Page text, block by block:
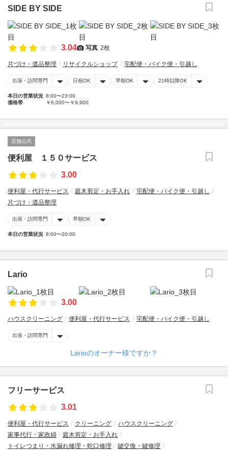
SIDE BY SIDE
3.04 写真 2枚
片づけ・遺品整理 リサイクルショップ 宅配便・バイク便・引越し
出張・訪問専門 日祝OK 早朝OK 21時以降OK
本日の営業状況 8:00〜23:00
価格帯
￥6,000〜￥9,900
店舗公式
便利屋 １５０サービス
3.00
便利屋・代行サービス 庭木剪定・お手入れ
宅配便・バイク便・引越し
片づけ・遺品整理
出張・訪問専門 早朝OK
本日の営業状況 8:00〜20:00
Lario
3.00
ハウスクリーニング 便利屋・代行サービス 宅配便・バイク便・引越し
出張・訪問専門
Larioのオーナー様ですか？
フリーサービス
3.01
便利屋・代行サービス クリーニング
ハウスクリーニング
家事代行・家政婦
庭木剪定・お手入れ
トイレつまり・水漏れ修理・蛇口修理
鍵交換・鍵修理